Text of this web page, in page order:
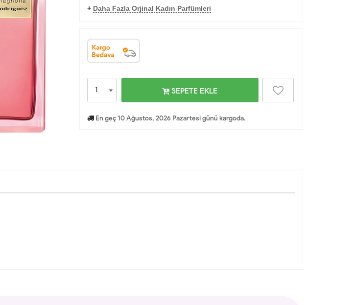
+ Daha Fazla Orjinal Kadın Parfümleri
SEPETE EKLE
En geç 10 Ağustos, 2026 Pazartesi günü kargoda.